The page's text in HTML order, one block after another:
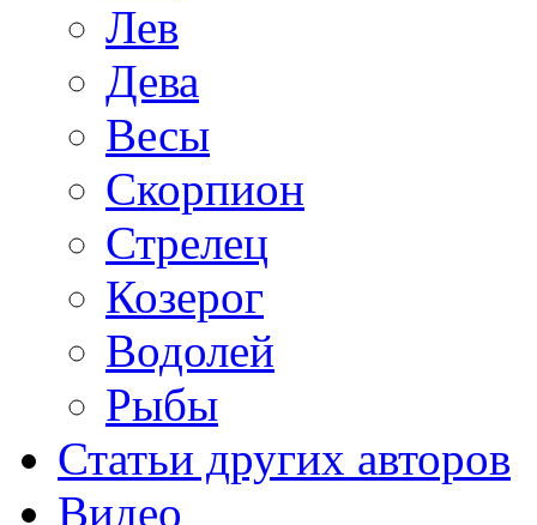
Лев
Дева
Весы
Скорпион
Стрелец
Козерог
Водолей
Рыбы
Статьи других авторов
Видео